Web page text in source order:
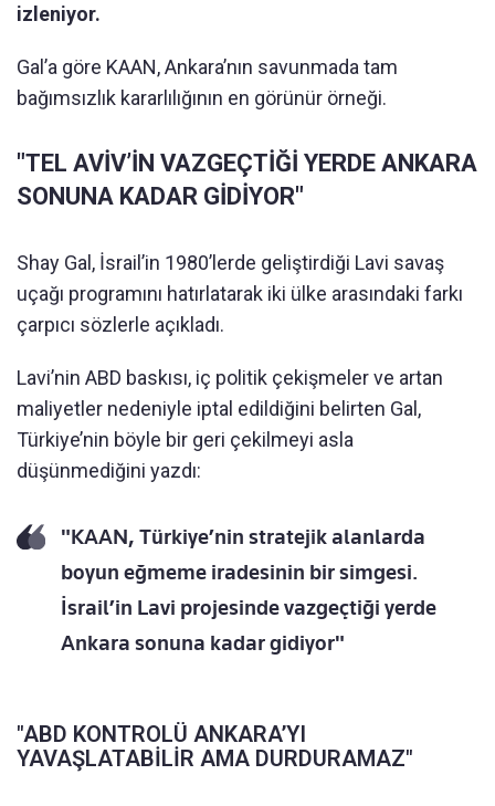
izleniyor.
Gal’a göre KAAN, Ankara’nın savunmada tam
bağımsızlık kararlılığının en görünür örneği.
"TEL AVİV’İN VAZGEÇTİĞİ YERDE ANKARA
SONUNA KADAR GİDİYOR"
Shay Gal, İsrail’in 1980’lerde geliştirdiği Lavi savaş
uçağı programını hatırlatarak iki ülke arasındaki farkı
çarpıcı sözlerle açıkladı.
Lavi’nin ABD baskısı, iç politik çekişmeler ve artan
maliyetler nedeniyle iptal edildiğini belirten Gal,
Türkiye’nin böyle bir geri çekilmeyi asla
düşünmediğini yazdı:
"KAAN, Türkiye’nin stratejik alanlarda
boyun eğmeme iradesinin bir simgesi.
İsrail’in Lavi projesinde vazgeçtiği yerde
Ankara sonuna kadar gidiyor"
"ABD KONTROLÜ ANKARA’YI
YAVAŞLATABİLİR AMA DURDURAMAZ"